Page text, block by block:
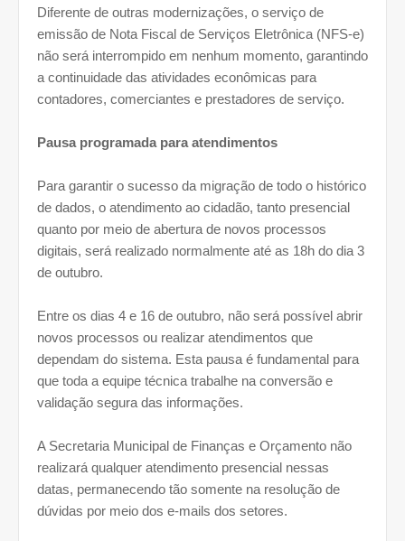
Diferente de outras modernizações, o serviço de
emissão de Nota Fiscal de Serviços Eletrônica (NFS-e)
não será interrompido em nenhum momento, garantindo
a continuidade das atividades econômicas para
contadores, comerciantes e prestadores de serviço.
Pausa programada para atendimentos
Para garantir o sucesso da migração de todo o histórico
de dados, o atendimento ao cidadão, tanto presencial
quanto por meio de abertura de novos processos
digitais, será realizado normalmente até as 18h do dia 3
de outubro.
Entre os dias 4 e 16 de outubro, não será possível abrir
novos processos ou realizar atendimentos que
dependam do sistema. Esta pausa é fundamental para
que toda a equipe técnica trabalhe na conversão e
validação segura das informações.
A Secretaria Municipal de Finanças e Orçamento não
realizará qualquer atendimento presencial nessas
datas, permanecendo tão somente na resolução de
dúvidas por meio dos e-mails dos setores.